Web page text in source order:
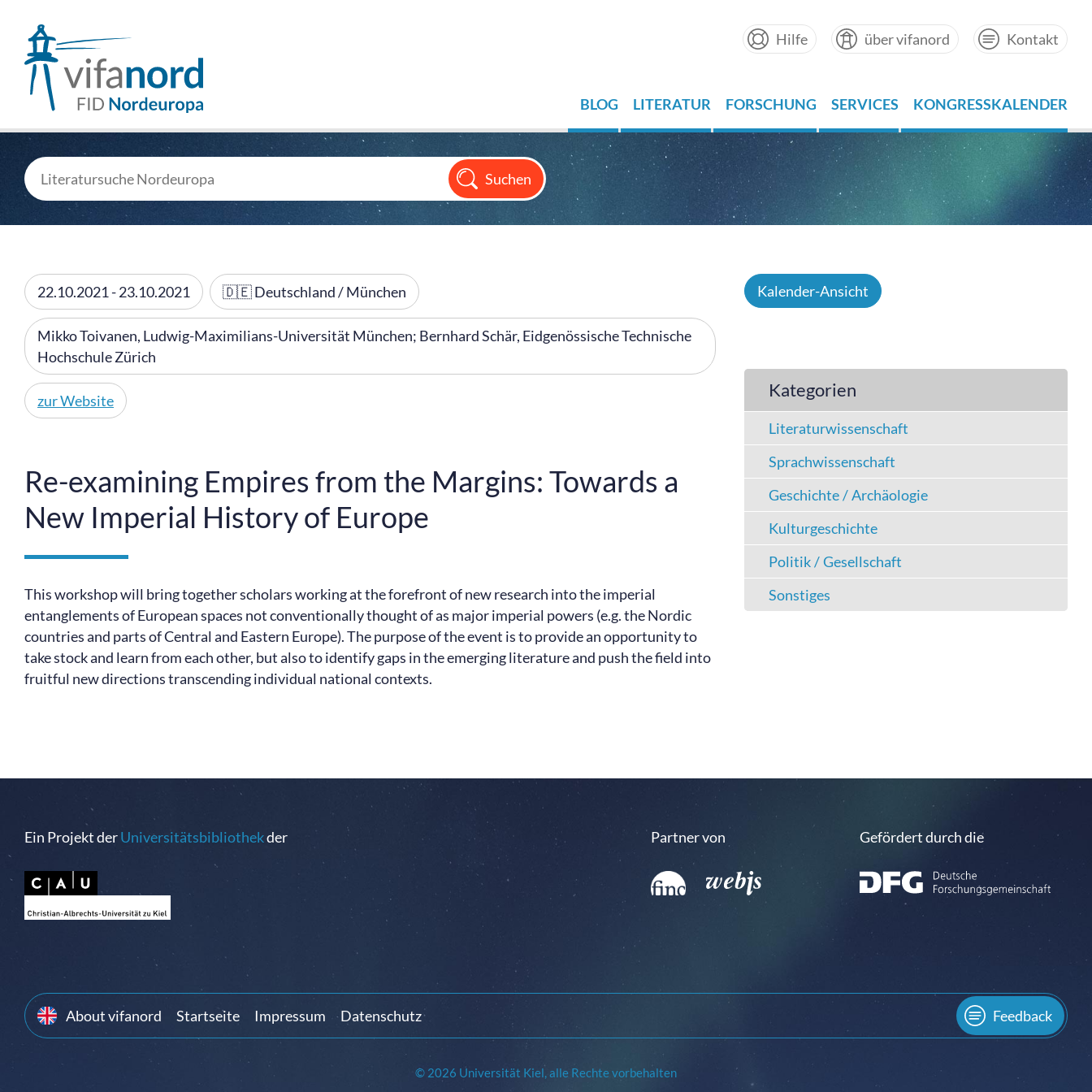
Hilfe über vifanord Kontakt
BLOG LITERATUR FORSCHUNG SERVICES KONGRESSKALENDER
22.10.2021 - 23.10.2021 🇩🇪 Deutschland / München
Mikko Toivanen, Ludwig-Maximilians-Universität München; Bernhard Schär, Eidgenössische Technische
Hochschule Zürich
zur Website
Re-examining Empires from the Margins: Towards a
New Imperial History of Europe
This workshop will bring together scholars working at the forefront of new research into the imperial
entanglements of European spaces not conventionally thought of as major imperial powers (e.g. the Nordic
countries and parts of Central and Eastern Europe). The purpose of the event is to provide an opportunity to
take stock and learn from each other, but also to identify gaps in the emerging literature and push the field into
fruitful new directions transcending individual national contexts.
Kalender-Ansicht
Kategorien
Literaturwissenschaft
Sprachwissenschaft
Geschichte / Archäologie
Kulturgeschichte
Politik / Gesellschaft
Sonstiges
Ein Projekt derUniversitätsbibliothekder Partner von Gefördert durch die
Feedback
About vifanord Startseite Impressum Datenschutz
© 2026 Universität Kiel, alle Rechte vorbehalten